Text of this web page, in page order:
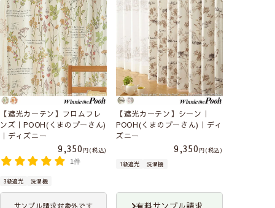
【遮光カーテン】フロムフレ
ンズ｜POOH(くまのプーさん)
｜ディズニー
9,350
税込
1件
3級遮光 洗濯機
サンプル請求対象外です
【遮光カーテン】シーン｜
POOH(くまのプーさん)｜ディ
ズニー
9,350
税込
1級遮光
洗濯機